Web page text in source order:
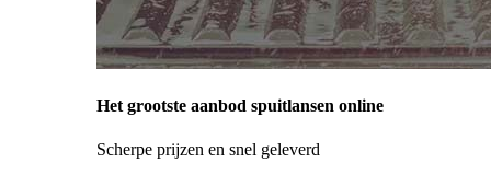
Het grootste aanbod spuitlansen online
Scherpe prijzen en snel geleverd